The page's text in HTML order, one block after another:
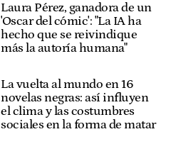
Laura Pérez, ganadora de un
'Oscar del cómic': "La IA ha
hecho que se reivindique
más la autoría humana"
La vuelta al mundo en 16
novelas negras: así influyen
el clima y las costumbres
sociales en la forma de matar